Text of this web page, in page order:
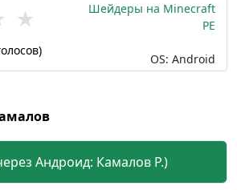
★
Шейдеры на Minecraft
PE
OS: Android
Андроид: Камалов Р.)